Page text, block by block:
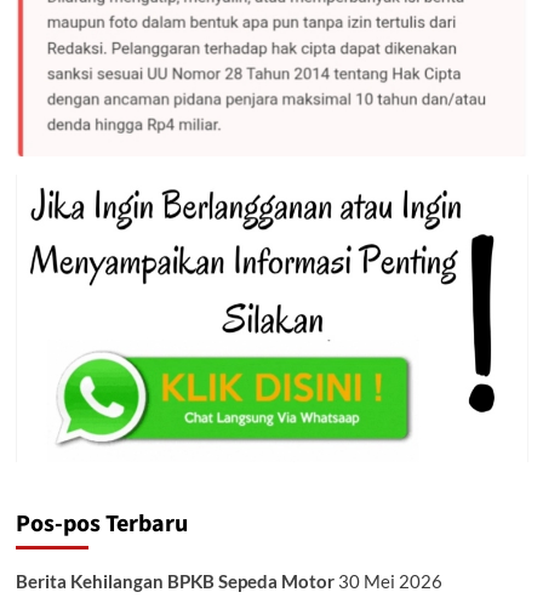
Pos-pos Terbaru
Berita Kehilangan BPKB Sepeda Motor 30 Mei 2026